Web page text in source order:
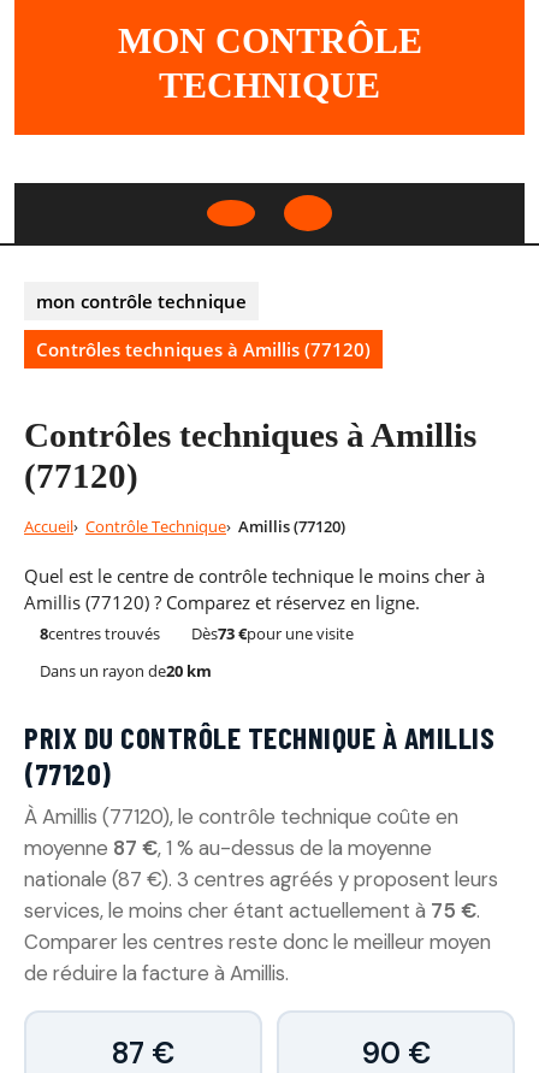
MON CONTRÔLE
TECHNIQUE
Open
mon contrôle technique
Contrôles techniques à Amillis (77120)
Contrôles techniques à Amillis
(77120)
Accueil Contrôle Technique Amillis (77120)
Quel est le centre de contrôle technique le moins cher à
Amillis (77120) ? Comparez et réservez en ligne.
8centres trouvés Dès73 €pour une visite
Dans un rayon de20 km
PRIX DU CONTRÔLE TECHNIQUE À AMILLIS
(77120)
À Amillis (77120), le contrôle technique coûte en
moyenne 87 €, 1 % au-dessus de la moyenne
nationale (87 €). 3 centres agréés y proposent leurs
services, le moins cher étant actuellement à 75 €.
Comparer les centres reste donc le meilleur moyen
de réduire la facture à Amillis.
87 € 90 €